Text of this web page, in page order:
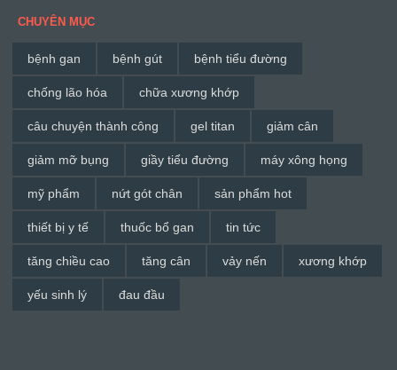
CHUYÊN MỤC
bệnh gan bệnh gút bệnh tiểu đường
chống lão hóa chữa xương khớp
câu chuyện thành công gel titan giảm cân
giảm mỡ bụng giầy tiểu đường máy xông họng
mỹ phẩm nứt gót chân sản phẩm hot
thiết bị y tế thuốc bổ gan tin tức
tăng chiều cao tăng cân vảy nến xương khớp
yếu sinh lý đau đầu